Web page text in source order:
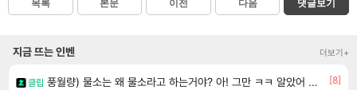
목록 본문 이전 다음 댓글보기
지금 뜨는 인벤 더보기+
클립 풍월량) 물소는 왜 물소라고 하는거야? 아! 그만 ㅋㅋ 알았어 ㅋㅋ
[8]